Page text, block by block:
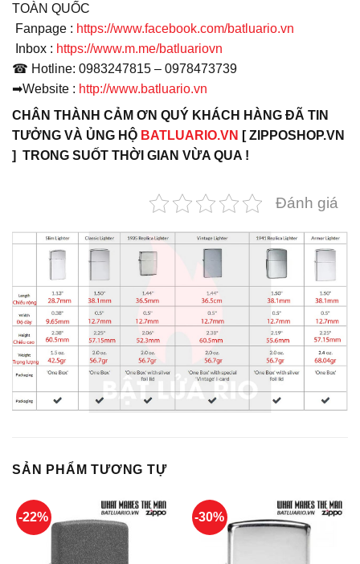
TOÀN QUỐC
Fanpage : https://www.facebook.com/batluario.vn
Inbox : https://www.m.me/batluariovn
☎ Hotline: 0983247815 – 0978473739
➡Website : http://www.batluario.vn
CHÂN THÀNH CẢM ƠN QUÝ KHÁCH HÀNG ĐÃ TIN
TƯỞNG VÀ ỦNG HỘ BATLUARIO.VN [ ZIPPOSHOP.VN
] TRONG SUỐT THỜI GIAN VỪA QUA !
Đánh giá
SẢN PHẨM TƯƠNG TỰ
-22% -30%